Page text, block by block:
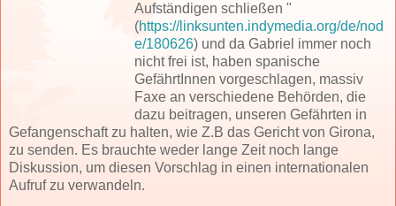
Aufständigen schließen "
(https://linksunten.indymedia.org/de/nod
e/180626) und da Gabriel immer noch
nicht frei ist, haben spanische
GefährtInnen vorgeschlagen, massiv
Faxe an verschiedene Behörden, die
dazu beitragen, unseren Gefährten in
Gefangenschaft zu halten, wie Z.B das Gericht von Girona,
zu senden. Es brauchte weder lange Zeit noch lange
Diskussion, um diesen Vorschlag in einen internationalen
Aufruf zu verwandeln.